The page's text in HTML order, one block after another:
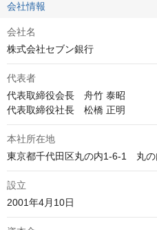
会社情報
会社名
株式会社セブン銀行
代表者
代表取締役会長　舟竹 泰昭
代表取締役社長　松橋 正明
本社所在地
東京都千代田区丸の内1-6-1　丸
設立
2001年4月10日